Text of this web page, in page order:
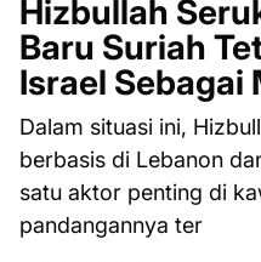
Hizbullah
Baru Suriah
Israel Sebagai
Dalam situasi ini,
berbasis di Lebanon
satu aktor penting di
pandangannya ter